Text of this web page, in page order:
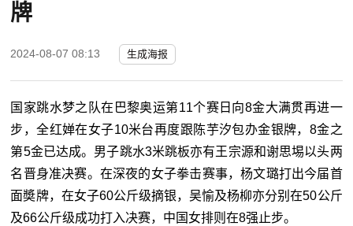
牌
2024-08-07 08:13 生成海报
国家跳水梦之队在巴黎奥运第11个赛日向8金大满贯再进一
步，全红婵在女子10米台再度跟陈芋汐包办金银牌，8金之
第5金已达成。男子跳水3米跳板亦有王宗源和谢思埸以头两
名晋身准决赛。在深夜的女子拳击赛事，杨文璐打出今届首
面奬牌，在女子60公斤级摘银，吴愉及杨柳亦分别在50公斤
及66公斤级成功打入决赛，中国女排则在8强止步。